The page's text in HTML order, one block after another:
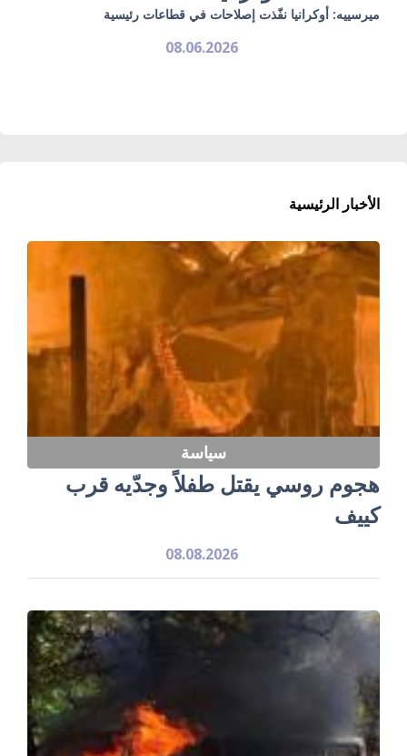
ميرسييه: أوكرانيا نفّذت إصلاحات في قطاعات رئيسية
08.06.2026
الأخبار الرئيسية
سياسة
هجوم روسي يقتل طفلاً وجدّيه قرب
كييف
08.08.2026